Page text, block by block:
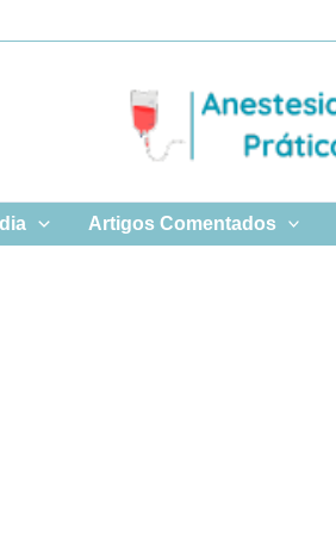
Artigos Comentados